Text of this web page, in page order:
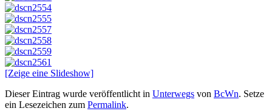
[Zeige eine Slideshow]
Dieser Eintrag wurde veröffentlicht in Unterwegs von BcWn. Setze
ein Lesezeichen zum Permalink.